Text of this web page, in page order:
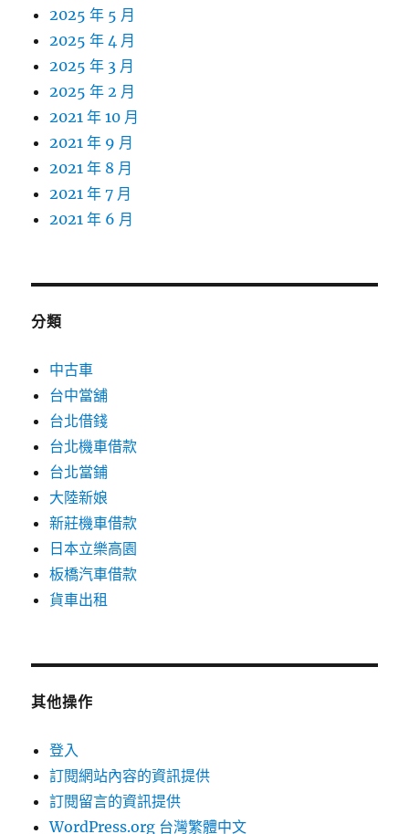
2025 年 5 月
2025 年 4 月
2025 年 3 月
2025 年 2 月
2021 年 10 月
2021 年 9 月
2021 年 8 月
2021 年 7 月
2021 年 6 月
分類
中古車
台中當舖
台北借錢
台北機車借款
台北當鋪
大陸新娘
新莊機車借款
日本立樂高園
板橋汽車借款
貨車出租
其他操作
登入
訂閱網站內容的資訊提供
訂閱留言的資訊提供
WordPress.org 台灣繁體中文